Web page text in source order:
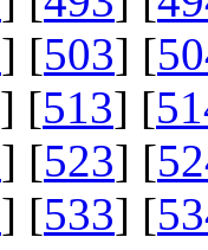
] [503] [
] [513] [
] [523] [
] [533] [